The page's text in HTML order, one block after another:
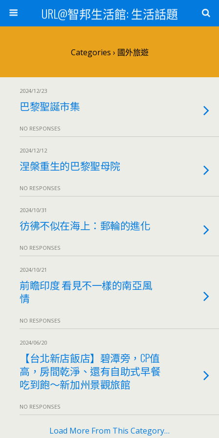
URL@智邦生活館: 生活話題
Categories › 國外旅遊
2024/12/23
巴黎聖誕市集
NO RESPONSES
2024/12/12
涅槃重生的巴黎聖母院
NO RESPONSES
2024/10/31
彷彿不似在海上：郵輪的進化
NO RESPONSES
2024/10/21
前瞻印度 看見不一樣的南亞風
情
NO RESPONSES
2024/06/20
【台北新店飯店】碧潭旁，CP值
高，房間乾淨、還有自助式早餐
吃到飽～新加州景觀旅館
NO RESPONSES
Load More From This Category…